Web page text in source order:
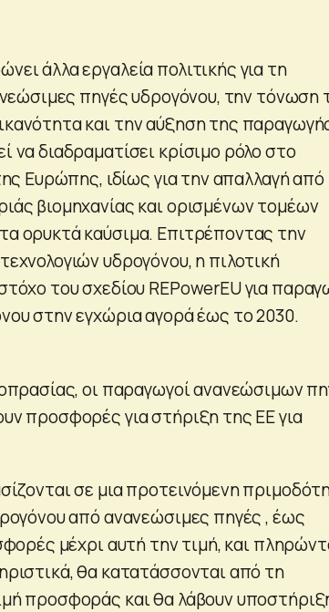
άλλα εργαλεία πολιτικής για τη
πηγές υδρογόνου, την τόνωση
και την αύξηση της
διαδραματίσει κρίσιμο ρόλο στο
Ευρώπης, ιδίως για την απαλλαγή από
βιομηχανίας και ορισμένων τομέων
ορυκτά καύσιμα. Επιτρέποντας την
υδρογόνου, η πιλοτική
του σχεδίου REPowerEU για
στην εγχώρια αγορά έως το 2030.
οι παραγωγοί ανανεώσιμων
προσφορές για στήριξη της ΕΕ για
σε μια προτεινόμενη
από ανανεώσιμες πηγές , έως
μέχρι αυτή την τιμή, και
θα κατατάσσονται από τη
προσφοράς και θα λάβουν